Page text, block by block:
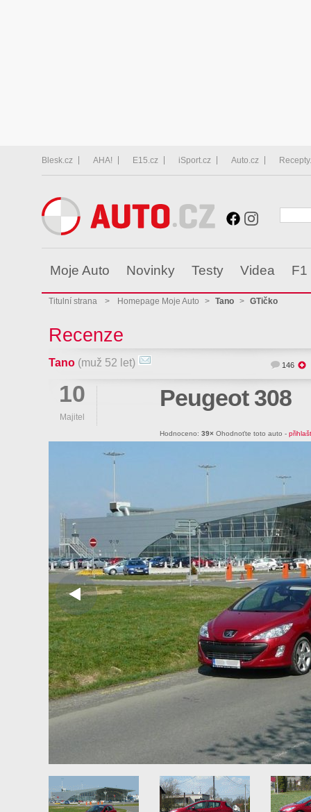
Blesk.cz AHA! E15.cz iSport.cz Auto.cz
Moje Auto Novinky Testy Videa F1
Titulní strana > Homepage Moje Auto > Tano > GTičko
Recenze
Tano (muž 52 let) 146
10
Majitel
Peugeot 308
Hodnoceno: 39× Ohodnoťte toto auto -